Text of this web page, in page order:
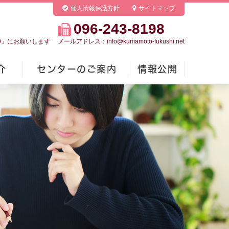
個人情報保護方針 サイトマップ
にお願いします
096-243-8198
メールアドレス：info@kumamoto-fukushi.net
センターのご案内 情報公開